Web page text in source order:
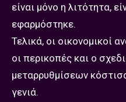
είναι μόνο η λιτότητα,
εφαρμόστηκε.
Τελικά, οι οικονομικοί
οι περικοπές και ο
μεταρρυθμίσεων
γενιά.